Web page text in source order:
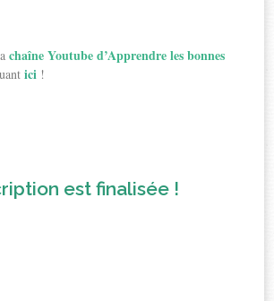
chaîne Youtube d’Apprendre les bonnes
ici !
est finalisée !